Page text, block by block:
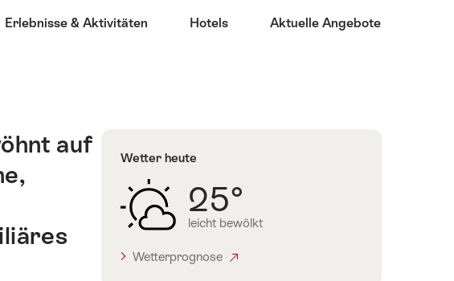
Erlebnisse & Aktivitäten Hotels Aktuelle Angebote
auf
Wetter heute
25°
leicht bewölkt
Wetterprognose